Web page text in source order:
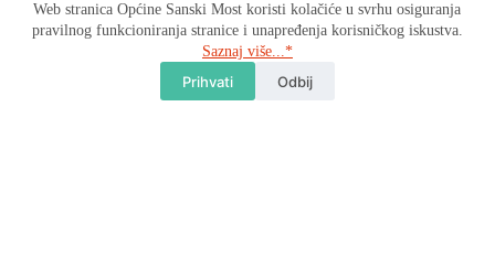
Web stranica Općine Sanski Most koristi kolačiće u svrhu osiguranja
pravilnog funkcioniranja stranice i unapređenja korisničkog iskustva.
Saznaj više...*
Prihvati Odbij
Kontakt
Tu smo za sva Vaša pitanja. Javite nam se!